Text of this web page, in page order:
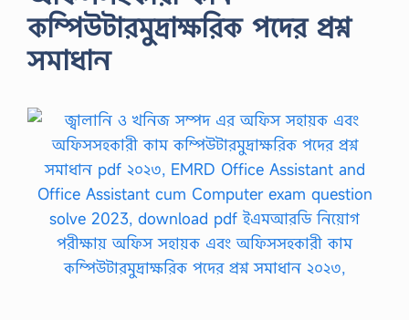
কম্পিউটারমুদ্রাক্ষরিক পদের প্রশ্ন
সমাধান